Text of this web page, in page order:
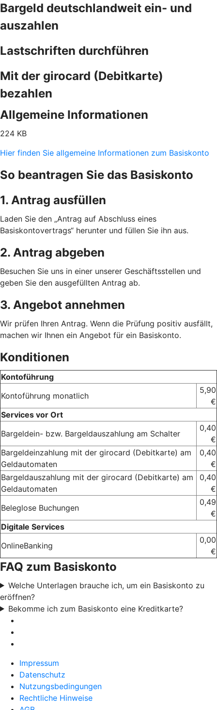
Bargeld deutschlandweit ein- und
auszahlen
Lastschriften durchführen
Mit der girocard (Debitkarte)
bezahlen
Allgemeine Informationen
224 KB
Hier finden Sie allgemeine Informationen zum Basiskonto
So beantragen Sie das Basiskonto
1. Antrag ausfüllen
Laden Sie den „Antrag auf Abschluss eines
Basiskontovertrags“ herunter und füllen Sie ihn aus.
2. Antrag abgeben
Besuchen Sie uns in einer unserer Geschäftsstellen und
geben Sie den ausgefüllten Antrag ab.
3. Angebot annehmen
Wir prüfen Ihren Antrag. Wenn die Prüfung positiv ausfällt,
machen wir Ihnen ein Angebot für ein Basiskonto.
Konditionen
Kontoführung
Kontoführung monatlich
5,90
€
Services vor Ort
Bargeldein- bzw. Bargeldauszahlung am Schalter
0,40
€
Bargeldeinzahlung mit der girocard (Debitkarte) am
Geldautomaten
0,40
€
Bargeldauszahlung mit der girocard (Debitkarte) am
Geldautomaten
0,40
€
Beleglose Buchungen
0,49
€
Digitale Services
OnlineBanking
0,00
€
FAQ zum Basiskonto
Welche Unterlagen brauche ich, um ein Basiskonto zu
eröffnen?
Bekomme ich zum Basiskonto eine Kreditkarte?
Impressum
Datenschutz
Nutzungsbedingungen
Rechtliche Hinweise